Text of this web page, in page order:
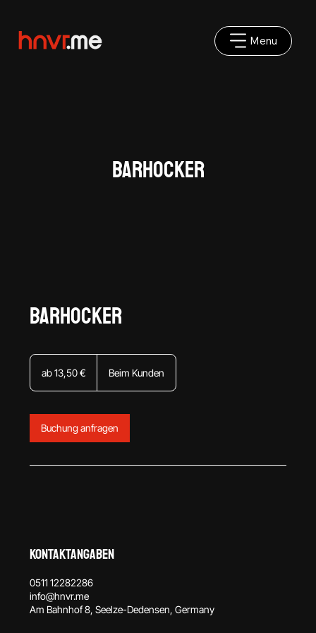
Menu
Barhocker
Barhocker
ab
ab 13,50 € Beim Kunden
Buchung anfragen
Kontaktangaben
0511 12282286
info@hnvr.me
Am Bahnhof 8, Seelze-Dedensen, Germany